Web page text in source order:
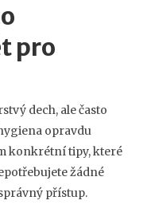
pro
dech, ale často
opravdu
konkrétní tipy, které
žádné
přístup.